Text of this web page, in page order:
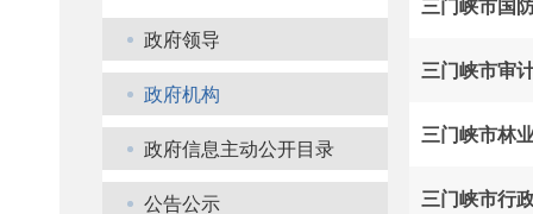
政府领导
政府机构
政府信息主动公开目录
公告公示
三门峡市审
三门峡市林